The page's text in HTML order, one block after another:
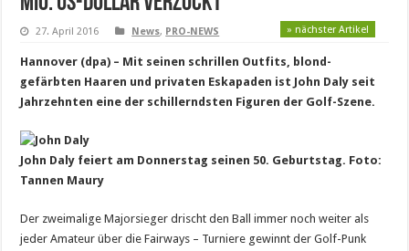
27. April 2016 News, PRO-NEWS » nächster Artikel
Hannover (dpa) – Mit seinen schrillen Outfits, blond-
gefärbten Haaren und privaten Eskapaden ist John Daly seit
Jahrzehnten eine der schillerndsten Figuren der Golf-Szene.
John Daly feiert am Donnerstag seinen 50. Geburtstag. Foto:
Tannen Maury
Der zweimalige Majorsieger drischt den Ball immer noch weiter als
jeder Amateur über die Fairways – Turniere gewinnt der Golf-Punk